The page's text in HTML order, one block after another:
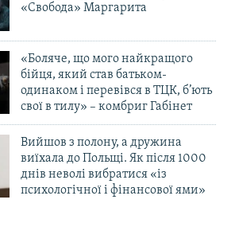
«Свобода» Маргарита
«Боляче, що мого найкращого
бійця, який став батьком-
одинаком і перевівся в ТЦК, б’ють
свої в тилу» – комбриг Габінет
Вийшов з полону, а дружина
виїхала до Польщі. Як після 1000
днів неволі вибратися «із
психологічної і фінансової ями»